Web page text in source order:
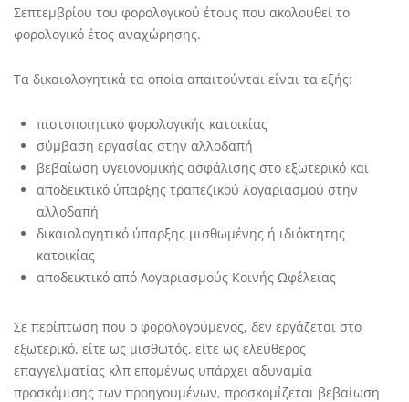
Σεπτεμβρίου του φορολογικού έτους που ακολουθεί το
φορολογικό έτος αναχώρησης.
Τα δικαιολογητικά τα οποία απαιτούνται είναι τα εξής:
πιστοποιητικό φορολογικής κατοικίας
σύμβαση εργασίας στην αλλοδαπή
βεβαίωση υγειονομικής ασφάλισης στο εξωτερικό και
αποδεικτικό ύπαρξης τραπεζικού λογαριασμού στην
αλλοδαπή
δικαιολογητικό ύπαρξης μισθωμένης ή ιδιόκτητης
κατοικίας
αποδεικτικό από Λογαριασμούς Κοινής Ωφέλειας
Σε περίπτωση που ο φορολογούμενος, δεν εργάζεται στο
εξωτερικό, είτε ως μισθωτός, είτε ως ελεύθερος
επαγγελματίας κλπ επομένως υπάρχει αδυναμία
προσκόμισης των προηγουμένων, προσκομίζεται βεβαίωση